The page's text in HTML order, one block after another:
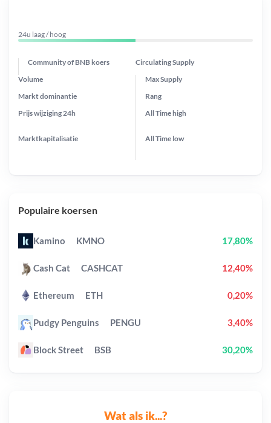
Wat als ik...?
24u laag / hoog
Community of BNB koers Circulating Supply
Prijs wijziging 24h
Max Supply
Markt dominantie
Marktkapitalisatie
Volume
Rang
All Timehigh
All Time low
Populaire koersen
Kamino KMNO 17,80%
Cash Cat CASHCAT 12,40%
Ethereum ETH 0,20%
Pudgy Penguins PENGU 3,40%
Block Street BSB 30,20%